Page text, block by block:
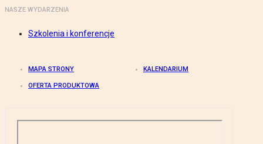
NASZE WYDARZENIA
Szkolenia i konferencje
MAPA STRONY KALENDARIUM
OFERTA PRODUKTOWA